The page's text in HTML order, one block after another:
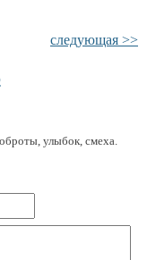
следующая >>
улыбок, смеха.